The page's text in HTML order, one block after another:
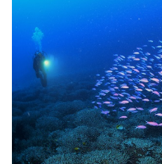
ねますので、あらかじめご
験については当日ご申告い
る方は事前にご相談ください
7.器材やスーツのレンタル
ホエールスイム参加時に使
ルをご希望の方は、事前に
承諾しました。